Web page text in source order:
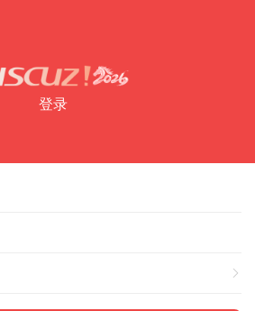
登录